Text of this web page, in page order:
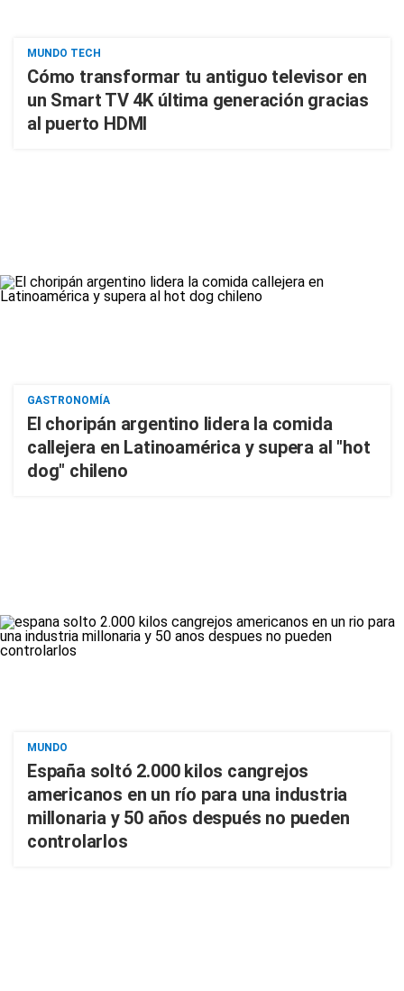
MUNDO TECH
Cómo transformar tu antiguo televisor en
un Smart TV 4K última generación gracias
al puerto HDMI
GASTRONOMÍA
El choripán argentino lidera la comida
callejera en Latinoamérica y supera al "hot
dog" chileno
MUNDO
España soltó 2.000 kilos cangrejos
americanos en un río para una industria
millonaria y 50 años después no pueden
controlarlos